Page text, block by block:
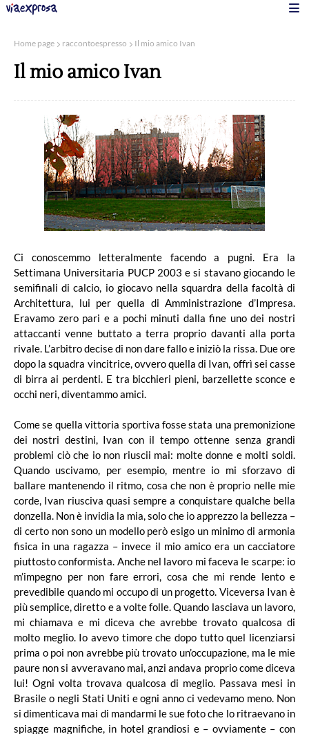
Home page raccontoespresso Il mio amico Ivan
Il mio amico Ivan
Ci conoscemmo letteralmente facendo a pugni. Era la
Settimana Universitaria PUCP 2003 e si stavano giocando le
semifinali di calcio, io giocavo nella squardra della facoltà di
Architettura, lui per quella di Amministrazione d’Impresa.
Eravamo zero pari e a pochi minuti dalla fine uno dei nostri
attaccanti venne buttato a terra proprio davanti alla porta
rivale. L’arbitro decise di non dare fallo e iniziò la rissa. Due ore
dopo la squadra vincitrice, ovvero quella di Ivan, offrì sei casse
di birra ai perdenti. E tra bicchieri pieni, barzellette sconce e
occhi neri, diventammo amici.
Come se quella vittoria sportiva fosse stata una premonizione
dei nostri destini, Ivan con il tempo ottenne senza grandi
problemi ciò che io non riuscii mai: molte donne e molti soldi.
Quando uscivamo, per esempio, mentre io mi sforzavo di
ballare mantenendo il ritmo, cosa che non è proprio nelle mie
corde, Ivan riusciva quasi sempre a conquistare qualche bella
donzella. Non è invidia la mia, solo che io apprezzo la bellezza –
di certo non sono un modello però esigo un minimo di armonia
fisica in una ragazza – invece il mio amico era un cacciatore
piuttosto conformista. Anche nel lavoro mi faceva le scarpe: io
m’impegno per non fare errori, cosa che mi rende lento e
prevedibile quando mi occupo di un progetto. Viceversa Ivan è
più semplice, diretto e a volte folle. Quando lasciava un lavoro,
mi chiamava e mi diceva che avrebbe trovato qualcosa di
molto meglio. Io avevo timore che dopo tutto quel licenziarsi
prima o poi non avrebbe più trovato un’occupazione, ma le mie
paure non si avveravano mai, anzi andava proprio come diceva
lui! Ogni volta trovava qualcosa di meglio. Passava mesi in
Brasile o negli Stati Uniti e ogni anno ci vedevamo meno. Non
si dimenticava mai di mandarmi le sue foto che lo ritraevano in
spiagge magnifiche, in hotel grandiosi e – ovviamente – con